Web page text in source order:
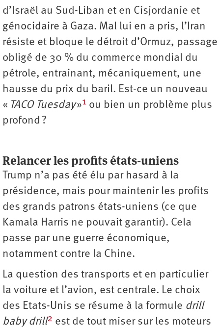
d’Israël au Sud-Liban et en Cisjordanie et
génocidaire à Gaza. Mal lui en a pris, l’Iran
résiste et bloque le détroit d’Ormuz, passage
obligé de 30 % du commerce mondial du
pétrole, entrainant, mécaniquement, une
hausse du prix du baril. Est-ce un nouveau
« TACO Tuesday»1 ou bien un problème plus
profond ?
Relancer les profits états-uniens
Trump n’a pas été élu par hasard à la
présidence, mais pour maintenir les profits
des grands patrons états-uniens (ce que
Kamala Harris ne pouvait garantir). Cela
passe par une guerre économique,
notamment contre la Chine.
La question des transports et en particulier
la voiture et l’avion, est centrale. Le choix
des Etats-Unis se résume à la formule drill
baby drill2 est de tout miser sur les moteurs